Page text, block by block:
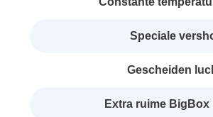
Speciale
Gescheiden
Extra ruime